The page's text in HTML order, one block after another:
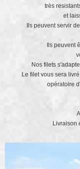
très
et
Ils peuvent servir
Ils peuvent
Nos filets
Le filet vous sera
opératoire
Livraison